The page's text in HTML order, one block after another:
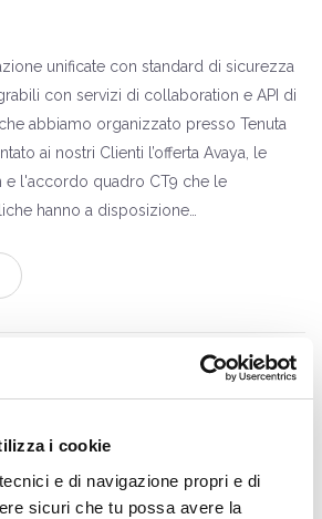
i cookie
e di navigazione propri e di
sicuri che tu possa avere la
unificate con standard di sicurezza
con servizi di collaboration e API di
abbiamo organizzato presso Tenuta
ai nostri Clienti l’offerta Avaya, le
e l'accordo quadro CT9 che le
hanno a disposizione…